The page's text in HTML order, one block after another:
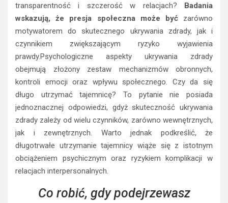
transparentność i szczerość w relacjach? Badania
wskazują, że presja społeczna może byćzarówno
motywatorem do skutecznego ukrywania zdrady, jak i
czynnikiem zwiększającym ryzyko wyjawienia
prawdy.Psychologiczne aspekty ukrywania zdrady
obejmują złożony zestaw mechanizmów obronnych,
kontroli emocji oraz wpływu społecznego. Czy da się
długo utrzymać tajemnicę? To pytanie nie posiada
jednoznacznej odpowiedzi, gdyż skuteczność ukrywania
zdrady zależy od wielu czynników, zarówno wewnętrznych,
jak i zewnętrznych. Warto jednak podkreślić, że
długotrwałe utrzymanie tajemnicy wiąże się z istotnym
obciążeniem psychicznym oraz ryzykiem komplikacji w
relacjach interpersonalnych.
Co robić, gdy podejrzewasz